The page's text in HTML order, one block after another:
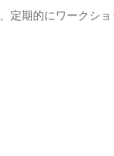
定期的にワークショ